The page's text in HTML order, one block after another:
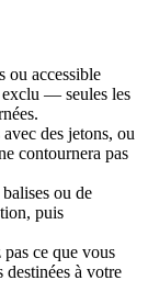
ou accessible
exclu — seules les
des jetons, ou
contournera pas
ou de
puis
ce que vous
destinées à votre